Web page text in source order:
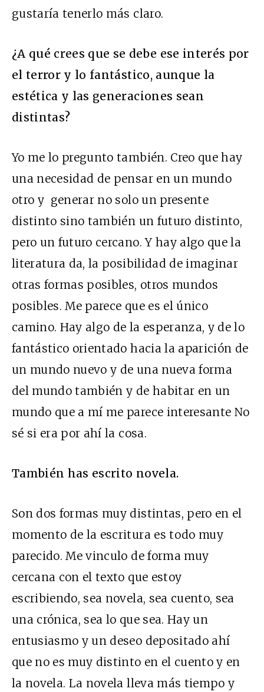
gustaría tenerlo más claro.
¿A qué crees que se debe ese interés por
el terror y lo fantástico, aunque la
estética y las generaciones sean
distintas?
Yo me lo pregunto también. Creo que hay
una necesidad de pensar en un mundo
otro y generar no solo un presente
distinto sino también un futuro distinto,
pero un futuro cercano. Y hay algo que la
literatura da, la posibilidad de imaginar
otras formas posibles, otros mundos
posibles. Me parece que es el único
camino. Hay algo de la esperanza, y de lo
fantástico orientado hacia la aparición de
un mundo nuevo y de una nueva forma
del mundo también y de habitar en un
mundo que a mí me parece interesante No
sé si era por ahí la cosa.
También has escrito novela.
Son dos formas muy distintas, pero en el
momento de la escritura es todo muy
parecido. Me vinculo de forma muy
cercana con el texto que estoy
escribiendo, sea novela, sea cuento, sea
una crónica, sea lo que sea. Hay un
entusiasmo y un deseo depositado ahí
que no es muy distinto en el cuento y en
la novela. La novela lleva más tiempo y